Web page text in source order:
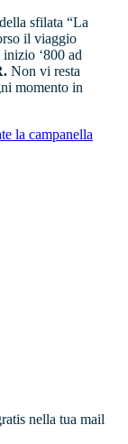
sfilata “La
il viaggio
‘800 ad
Non vi resta
momento in
la campanella
nella tua mail